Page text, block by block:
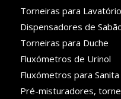
Torneiras para Lavatório
Dispensadores de
Torneiras para Duche
Fluxómetros de Urinol
Fluxómetros para Sanita
Pré-misturadores,